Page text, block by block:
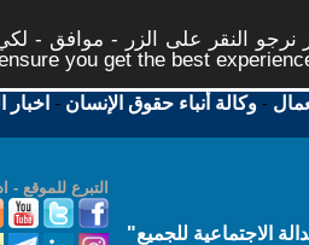
النقر على الزر - موافق -
you get the best
-وكالة أنباء حقوق الإنسان - اخبار
التبرع للموقع -
الاجتماعية للجميع"